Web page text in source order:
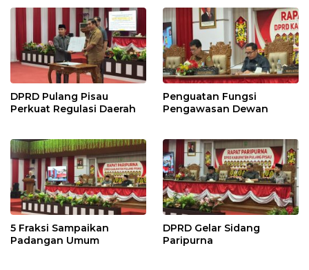
DPRD Pulang Pisau
Perkuat Regulasi Daerah
Penguatan Fungsi
Pengawasan Dewan
5 Fraksi Sampaikan
Padangan Umum
DPRD Gelar Sidang
Paripurna